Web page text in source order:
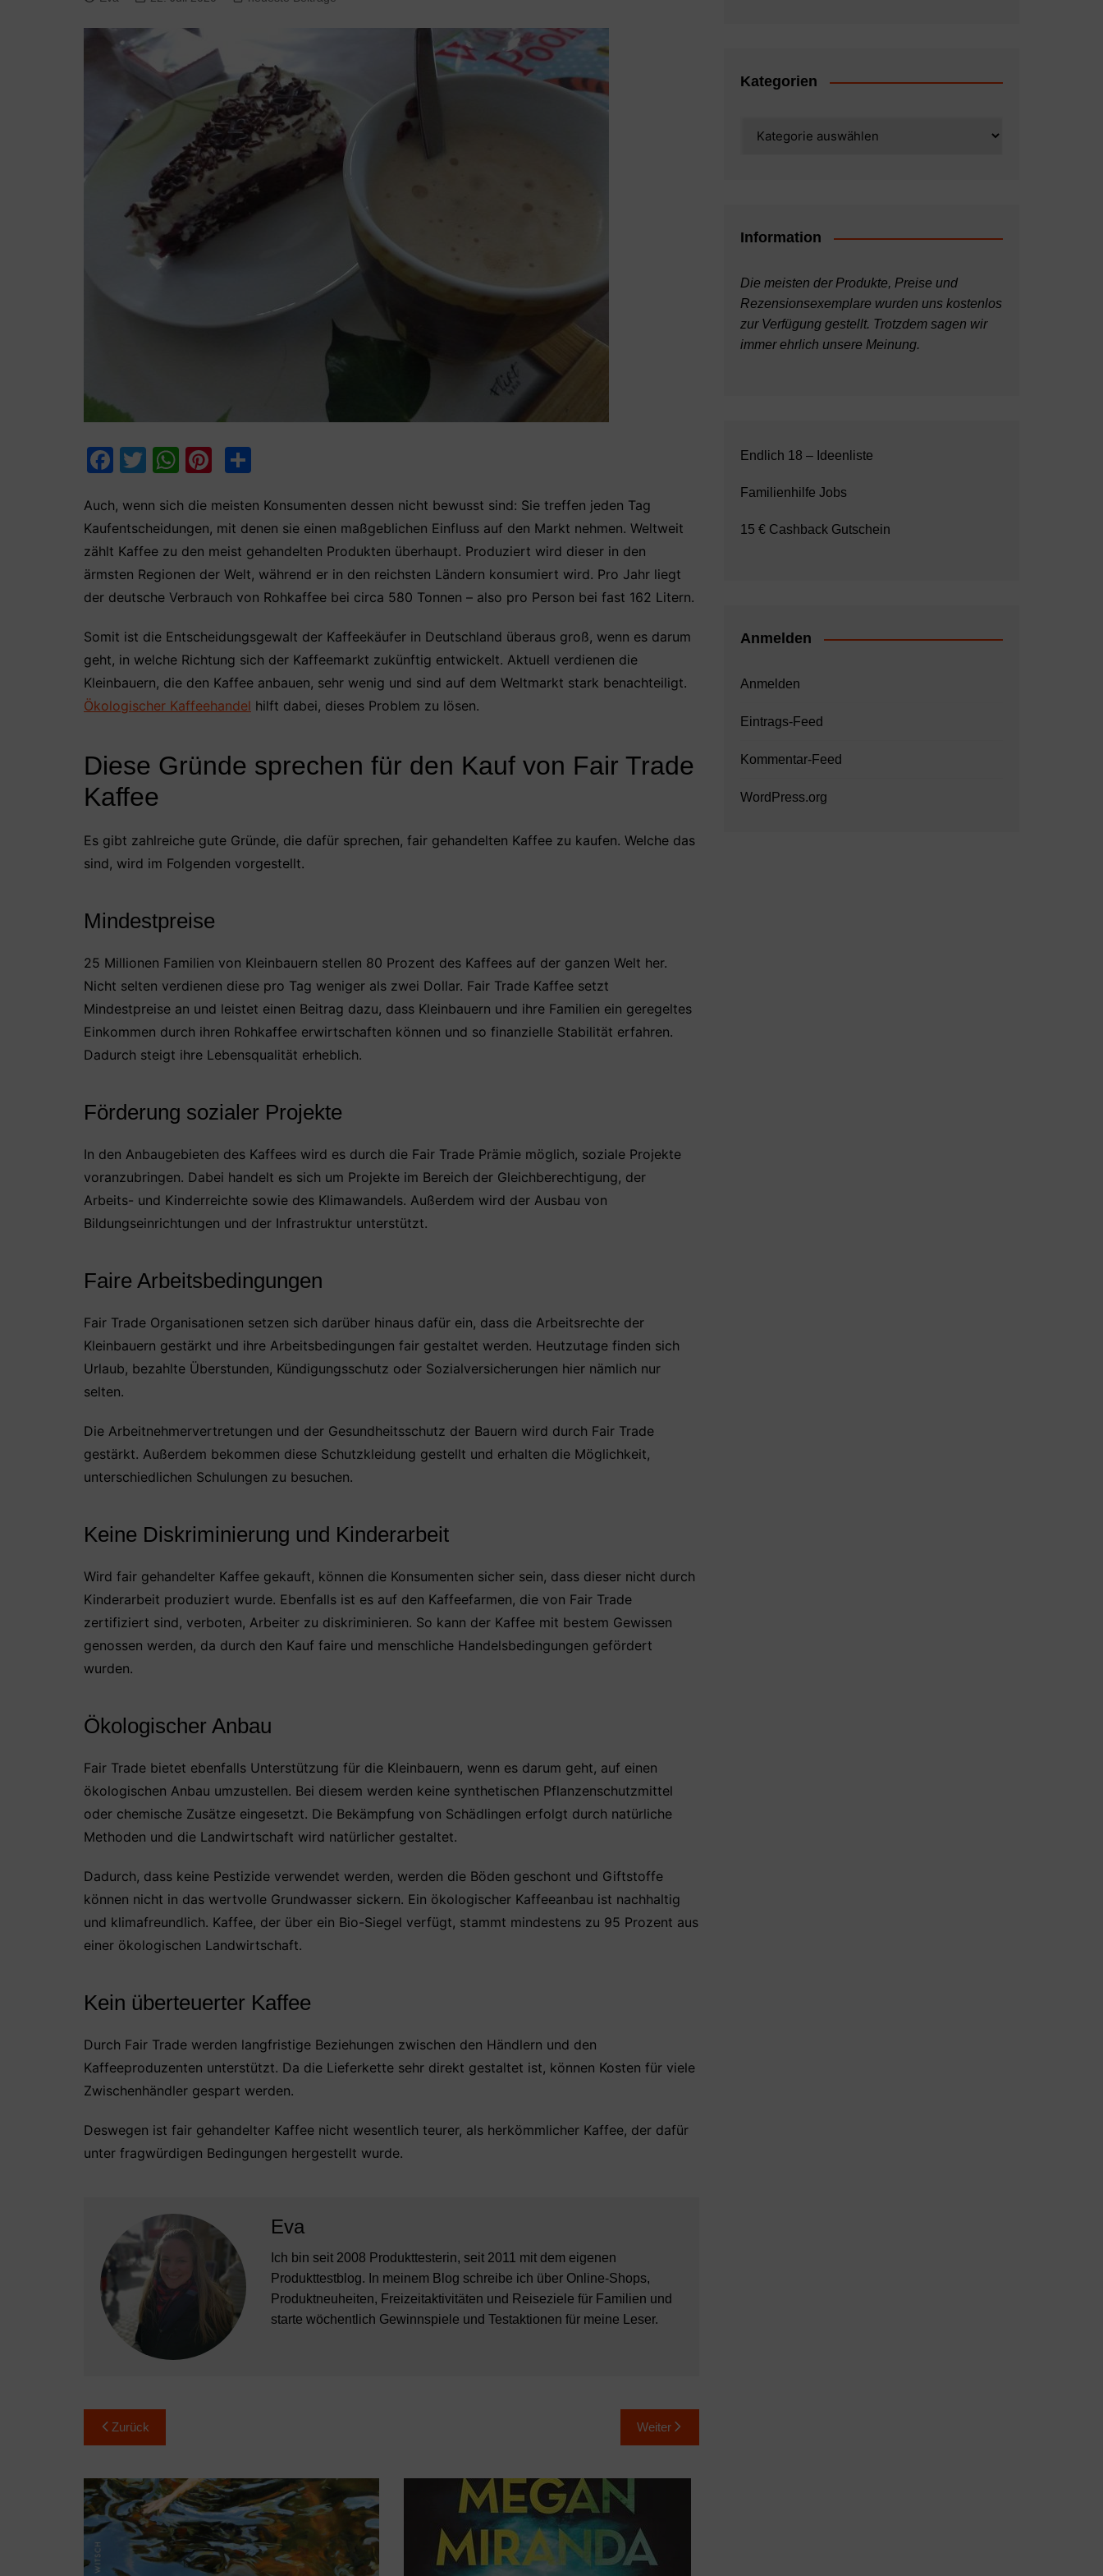
F
c
e
b
o
k
T
itt
er
W
at
s
A
p
Pi
er
e
st
le
n
Auch, wenn sich die meisten Konsumenten dessen nicht bewusst sind: Sie treffen jeden Tag
Kaufentscheidungen, mit denen sie einen maßgeblichen Einfluss auf den Markt nehmen. Weltweit
zählt Kaffee zu den meist gehandelten Produkten überhaupt. Produziert wird dieser in den
ärmsten Regionen der Welt, während er in den reichsten Ländern konsumiert wird. Pro Jahr liegt
der deutsche Verbrauch von Rohkaffee bei circa 580 Tonnen – also pro Person bei fast 162 Litern.
Somit ist die Entscheidungsgewalt der Kaffeekäufer in Deutschland überaus groß, wenn es darum
geht, in welche Richtung sich der Kaffeemarkt zukünftig entwickelt. Aktuell verdienen die
Kleinbauern, die den Kaffee anbauen, sehr wenig und sind auf dem Weltmarkt stark benachteiligt.
Ökologischer Kaffeehandel hilft dabei, dieses Problem zu lösen.
Diese Gründe sprechen für den Kauf von Fair Trade
Kaffee
Es gibt zahlreiche gute Gründe, die dafür sprechen, fair gehandelten Kaffee zu kaufen. Welche das
sind, wird im Folgenden vorgestellt.
Mindestpreise
25 Millionen Familien von Kleinbauern stellen 80 Prozent des Kaffees auf der ganzen Welt her.
Nicht selten verdienen diese pro Tag weniger als zwei Dollar. Fair Trade Kaffee setzt
Mindestpreise an und leistet einen Beitrag dazu, dass Kleinbauern und ihre Familien ein geregeltes
Einkommen durch ihren Rohkaffee erwirtschaften können und so finanzielle Stabilität erfahren.
Dadurch steigt ihre Lebensqualität erheblich.
Förderung sozialer Projekte
In den Anbaugebieten des Kaffees wird es durch die Fair Trade Prämie möglich, soziale Projekte
voranzubringen. Dabei handelt es sich um Projekte im Bereich der Gleichberechtigung, der
Arbeits- und Kinderreichte sowie des Klimawandels. Außerdem wird der Ausbau von
Bildungseinrichtungen und der Infrastruktur unterstützt.
Faire Arbeitsbedingungen
Fair Trade Organisationen setzen sich darüber hinaus dafür ein, dass die Arbeitsrechte der
Kleinbauern gestärkt und ihre Arbeitsbedingungen fair gestaltet werden. Heutzutage finden sich
Urlaub, bezahlte Überstunden, Kündigungsschutz oder Sozialversicherungen hier nämlich nur
selten.
Die Arbeitnehmervertretungen und der Gesundheitsschutz der Bauern wird durch Fair Trade
gestärkt. Außerdem bekommen diese Schutzkleidung gestellt und erhalten die Möglichkeit,
unterschiedlichen Schulungen zu besuchen.
Keine Diskriminierung und Kinderarbeit
Wird fair gehandelter Kaffee gekauft, können die Konsumenten sicher sein, dass dieser nicht durch
Kinderarbeit produziert wurde. Ebenfalls ist es auf den Kaffeefarmen, die von Fair Trade
zertifiziert sind, verboten, Arbeiter zu diskriminieren. So kann der Kaffee mit bestem Gewissen
genossen werden, da durch den Kauf faire und menschliche Handelsbedingungen gefördert
wurden.
Ökologischer Anbau
Fair Trade bietet ebenfalls Unterstützung für die Kleinbauern, wenn es darum geht, auf einen
ökologischen Anbau umzustellen. Bei diesem werden keine synthetischen Pflanzenschutzmittel
oder chemische Zusätze eingesetzt. Die Bekämpfung von Schädlingen erfolgt durch natürliche
Methoden und die Landwirtschaft wird natürlicher gestaltet.
Dadurch, dass keine Pestizide verwendet werden, werden die Böden geschont und Giftstoffe
können nicht in das wertvolle Grundwasser sickern. Ein ökologischer Kaffeeanbau ist nachhaltig
und klimafreundlich. Kaffee, der über ein Bio-Siegel verfügt, stammt mindestens zu 95 Prozent aus
einer ökologischen Landwirtschaft.
Kein überteuerter Kaffee
Durch Fair Trade werden langfristige Beziehungen zwischen den Händlern und den
Kaffeeproduzenten unterstützt. Da die Lieferkette sehr direkt gestaltet ist, können Kosten für viele
Zwischenhändler gespart werden.
Deswegen ist fair gehandelter Kaffee nicht wesentlich teurer, als herkömmlicher Kaffee, der dafür
unter fragwürdigen Bedingungen hergestellt wurde.
Eva
Ich bin seit 2008 Produkttesterin, seit 2011 mit dem eigenen
Produkttestblog. In meinem Blog schreibe ich über Online-Shops,
Produktneuheiten, Freizeitaktivitäten und Reiseziele für Familien und
starte wöchentlich Gewinnspiele und Testaktionen für meine Leser.
Beitragsnavigation
Zurück Weiter
Kategorien
Information
Die meisten der Produkte, Preise und
Rezensionsexemplare wurden uns kostenlos
zur Verfügung gestellt. Trotzdem sagen wir
immer ehrlich unsere Meinung.
Endlich 18 – Ideenliste
Familienhilfe Jobs
15 € Cashback Gutschein
Anmelden
Anmelden
Eintrags-Feed
Kommentar-Feed
WordPress.org